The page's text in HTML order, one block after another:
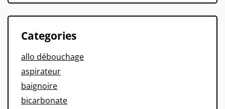
Categories
allo débouchage
aspirateur
baignoire
bicarbonate